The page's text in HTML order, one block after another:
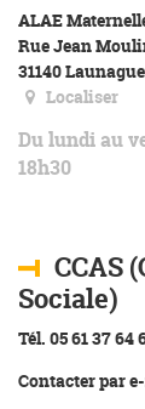
ALAE
Rue Jean
31140
Localiser
Du lundi au
18h30
CCAS
Sociale)
Tél. 05 61 37 64
Contacter par